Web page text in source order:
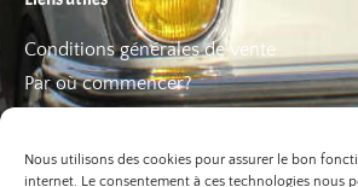
Nous utilisons des cookies pour assurer le bon
internet. Le consentement à ces technologies nous
Conditions générales de vente
Par où commencer?
Les bons plans